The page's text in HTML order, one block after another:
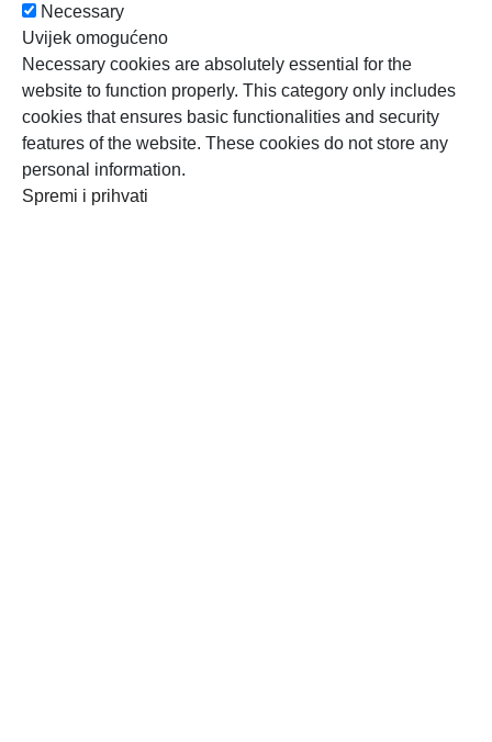
Necessary
Uvijek omogućeno
Necessary cookies are absolutely essential for the
website to function properly. This category only includes
cookies that ensures basic functionalities and security
features of the website. These cookies do not store any
personal information.
Spremi i prihvati